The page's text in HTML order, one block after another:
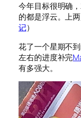
今年目标很明确
的都是浮云。上
记）
花了一个星期不
左右的进度补完
有多强大。